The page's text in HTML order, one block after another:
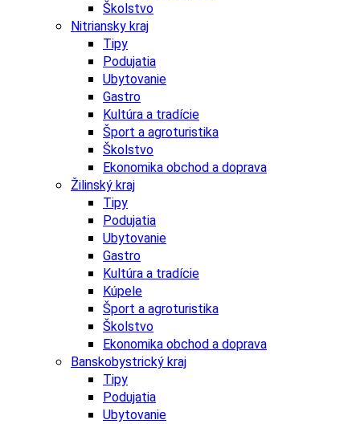
Školstvo
Nitriansky kraj
Tipy
Podujatia
Ubytovanie
Gastro
Kultúra a tradície
Šport a agroturistika
Školstvo
Ekonomika obchod a doprava
Žilinský kraj
Tipy
Podujatia
Ubytovanie
Gastro
Kultúra a tradície
Kúpele
Šport a agroturistika
Školstvo
Ekonomika obchod a doprava
Banskobystrický kraj
Tipy
Podujatia
Ubytovanie